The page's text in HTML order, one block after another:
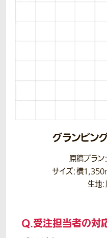
グランピン
原稿プラン
サイズ：横
生地
Q.受注担当者の対